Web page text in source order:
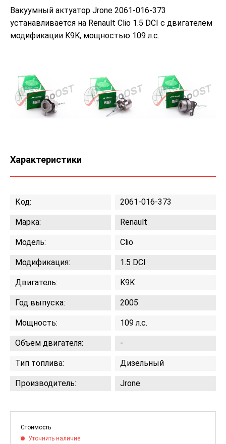
Вакуумный актуатор Jrone 2061-016-373
устанавливается на Renault Clio 1.5 DCI с двигателем
модификации K9K, мощностью 109 л.с.
Характеристики
Код: 2061-016-373
Марка: Renault
Модель: Clio
Модификация: 1.5 DCI
Двигатель: K9K
Год выпуска: 2005
Мощность: 109 л.с.
Объем двигателя: -
Тип топлива: Дизельный
Производитель: Jrone
Стоимость
Уточнить наличие